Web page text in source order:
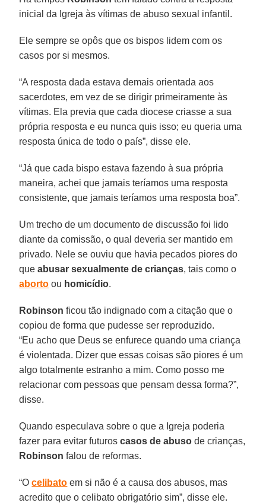
inicial da Igreja às vítimas de abuso sexual infantil.
Ele sempre se opôs que os bispos lidem com os
casos por si mesmos.
“A resposta dada estava demais orientada aos
sacerdotes, em vez de se dirigir primeiramente às
vítimas. Ela previa que cada diocese criasse a sua
própria resposta e eu nunca quis isso; eu queria uma
resposta única de todo o país”, disse ele.
“Já que cada bispo estava fazendo à sua própria
maneira, achei que jamais teríamos uma resposta
consistente, que jamais teríamos uma resposta boa”.
Um trecho de um documento de discussão foi lido
diante da comissão, o qual deveria ser mantido em
privado. Nele se ouviu que havia pecados piores do
queabusar sexualmente de crianças, tais como o
aborto ou homicídio.
Robinson ficou tão indignado com a citação que o
copiou de forma que pudesse ser reproduzido.
“Eu acho que Deus se enfurece quando uma criança
é violentada. Dizer que essas coisas são piores é um
algo totalmente estranho a mim. Como posso me
relacionar com pessoas que pensam dessa forma?”,
disse.
Quando especulava sobre o que a Igreja poderia
fazer para evitar futuroscasos de abuso de crianças,
Robinson falou de reformas.
“Ocelibato em si não é a causa dos abusos, mas
acredito que o celibato obrigatório sim”, disse ele.